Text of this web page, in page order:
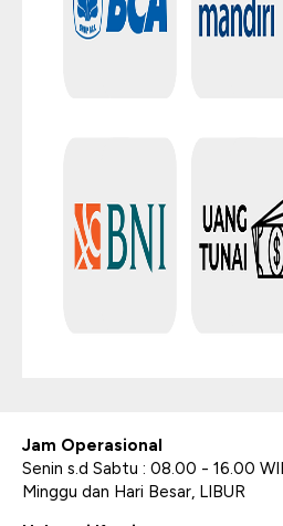
Jam Operasional
Senin s.d Sabtu : 08.00 - 16.00
Minggu dan Hari Besar, LIBUR